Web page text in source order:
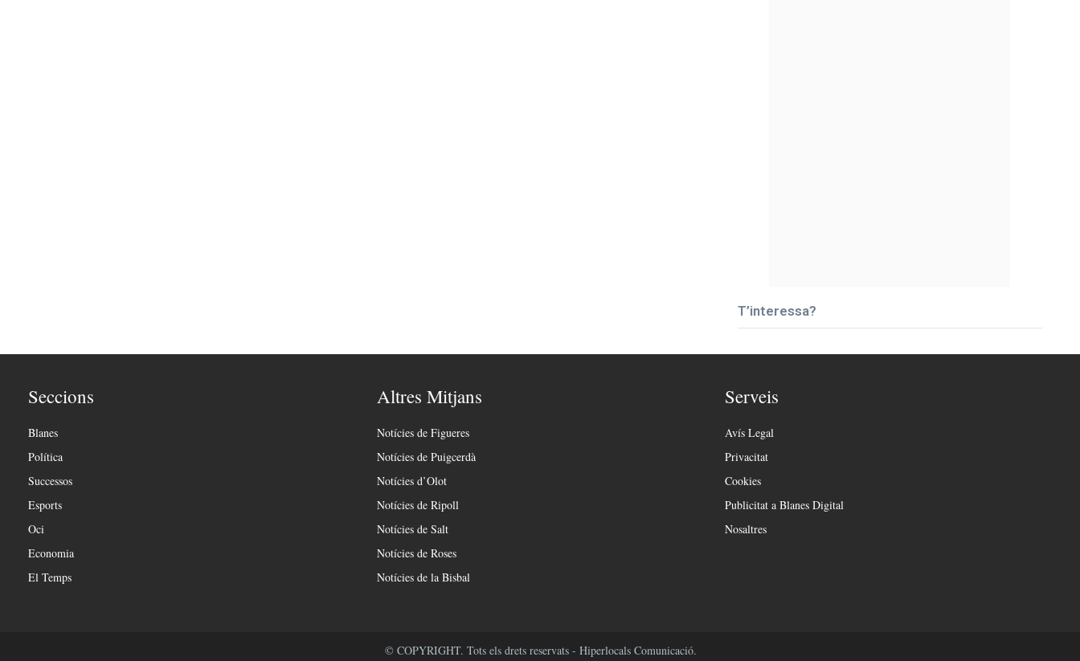
T’interessa?
Seccions
Blanes
Política
Successos
Esports
Oci
Economia
El Temps
Altres Mitjans
Notícies de Figueres
Notícies de Puigcerdà
Notícies d’Olot
Notícies de Ripoll
Notícies de Salt
Notícies de Roses
Notícies de la Bisbal
Serveis
Avís Legal
Privacitat
Cookies
Publicitat a Blanes Digital
Nosaltres
© COPYRIGHT. Tots els drets reservats - Hiperlocals Comunicació.